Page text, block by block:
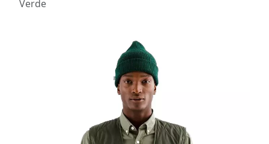
Verde